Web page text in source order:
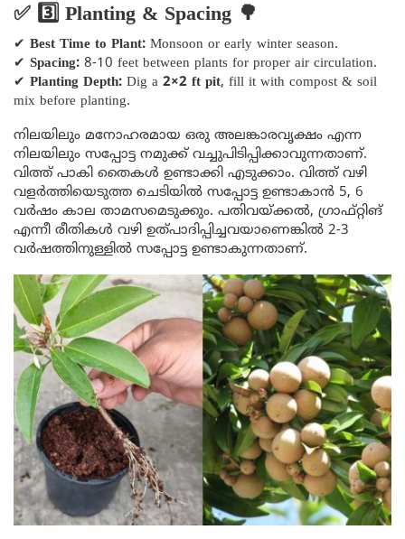
✅ 3️⃣ Planting & Spacing 🌳
✔ Best Time to Plant: Monsoon or early winter season.
✔ Spacing: 8-10 feet between plants for proper air circulation.
✔ Planting Depth: Dig a 2×2 ft pit, fill it with compost & soil
mix before planting.
നിലയിലും മനോഹരമായ ഒരു അലങ്കാരവൃക്ഷം എന്ന
നിലയിലും സപ്പോട്ട നമുക്ക് വച്ചുപിടിപ്പിക്കാവുന്നതാണ്.
വിത്ത് പാകി തൈകൾ ഉണ്ടാക്കി എടുക്കാം. വിത്ത് വഴി
വളർത്തിയെടുത്ത ചെടിയിൽ സപ്പോട്ട ഉണ്ടാകാൻ 5, 6
വർഷം കാല താമസമെടുക്കും. പതിവയ്ക്കൽ, ഗ്രാഫ്റ്റിങ്
എന്നീ രീതികൾ വഴി ഉത്പാദിപ്പിച്ചവയാണെങ്കിൽ 2-3
വർഷത്തിനുള്ളിൽ സപ്പോട്ട ഉണ്ടാകുന്നതാണ്.